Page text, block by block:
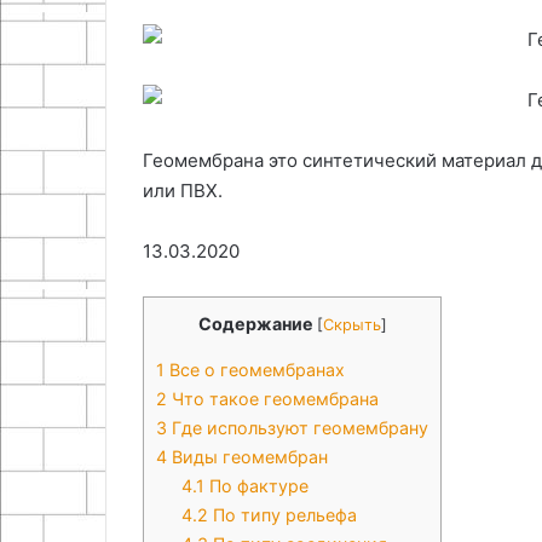
Геомембрана это синтетический материал
или ПВХ.
13.03.2020
Содержание [Скрыть]
1 Все о геомембранах
2 Что такое геомембрана
3 Где используют геомембрану
4 Виды геомембран
4.1 По фактуре
4.2 По типу рельефа
06.05.2026
Эффективность вертикального
выращивания на приусадебном